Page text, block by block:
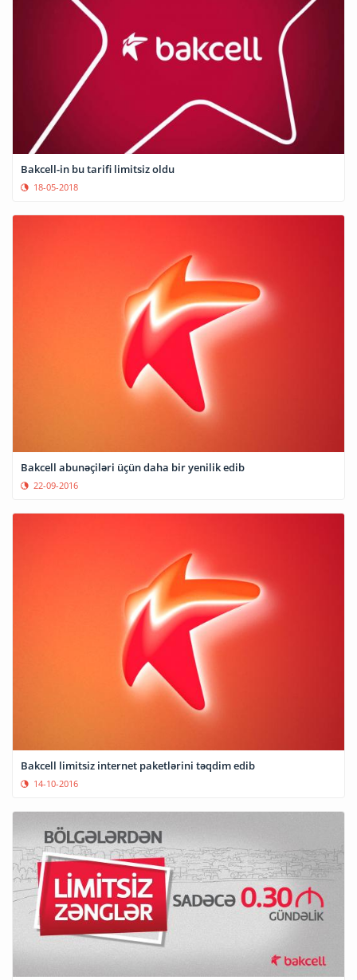
Bakcell-in bu tarifi limitsiz oldu
18-05-2018
Bakcell abunəçiləri üçün daha bir yenilik edib
22-09-2016
Bakcell limitsiz internet paketlərini təqdim edib
14-10-2016